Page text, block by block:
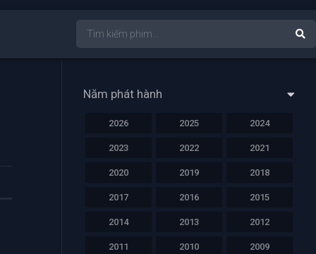
Năm phát hành
2026 2025 2024
2023 2022 2021
2020 2019 2018
2017 2016 2015
2014 2013 2012
2011 2010 2009